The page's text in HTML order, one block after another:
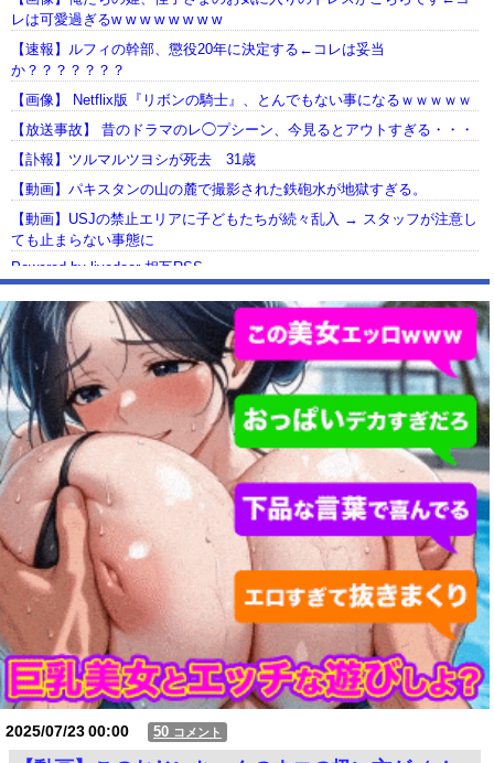
レは可愛過ぎるw w w w w w w w
【速報】ルフィの幹部、懲役20年に決定する←コレは妥当
か？？？？？？？
【画像】 Netflix版『リボンの騎士』、とんでもない事になるｗｗｗｗｗ
【放送事故】 昔のドラマのレ◯プシーン、今見るとアウトすぎる・・・
【訃報】ツルマルツヨシが死去 31歳
【動画】パキスタンの山の麓で撮影された鉄砲水が地獄すぎる。
【動画】USJの禁止エリアに子どもたちが続々乱入 → スタッフが注意し
ても止まらない事態に
Powered by livedoor 相互RSS
2025/07/2300:00 50 コメント